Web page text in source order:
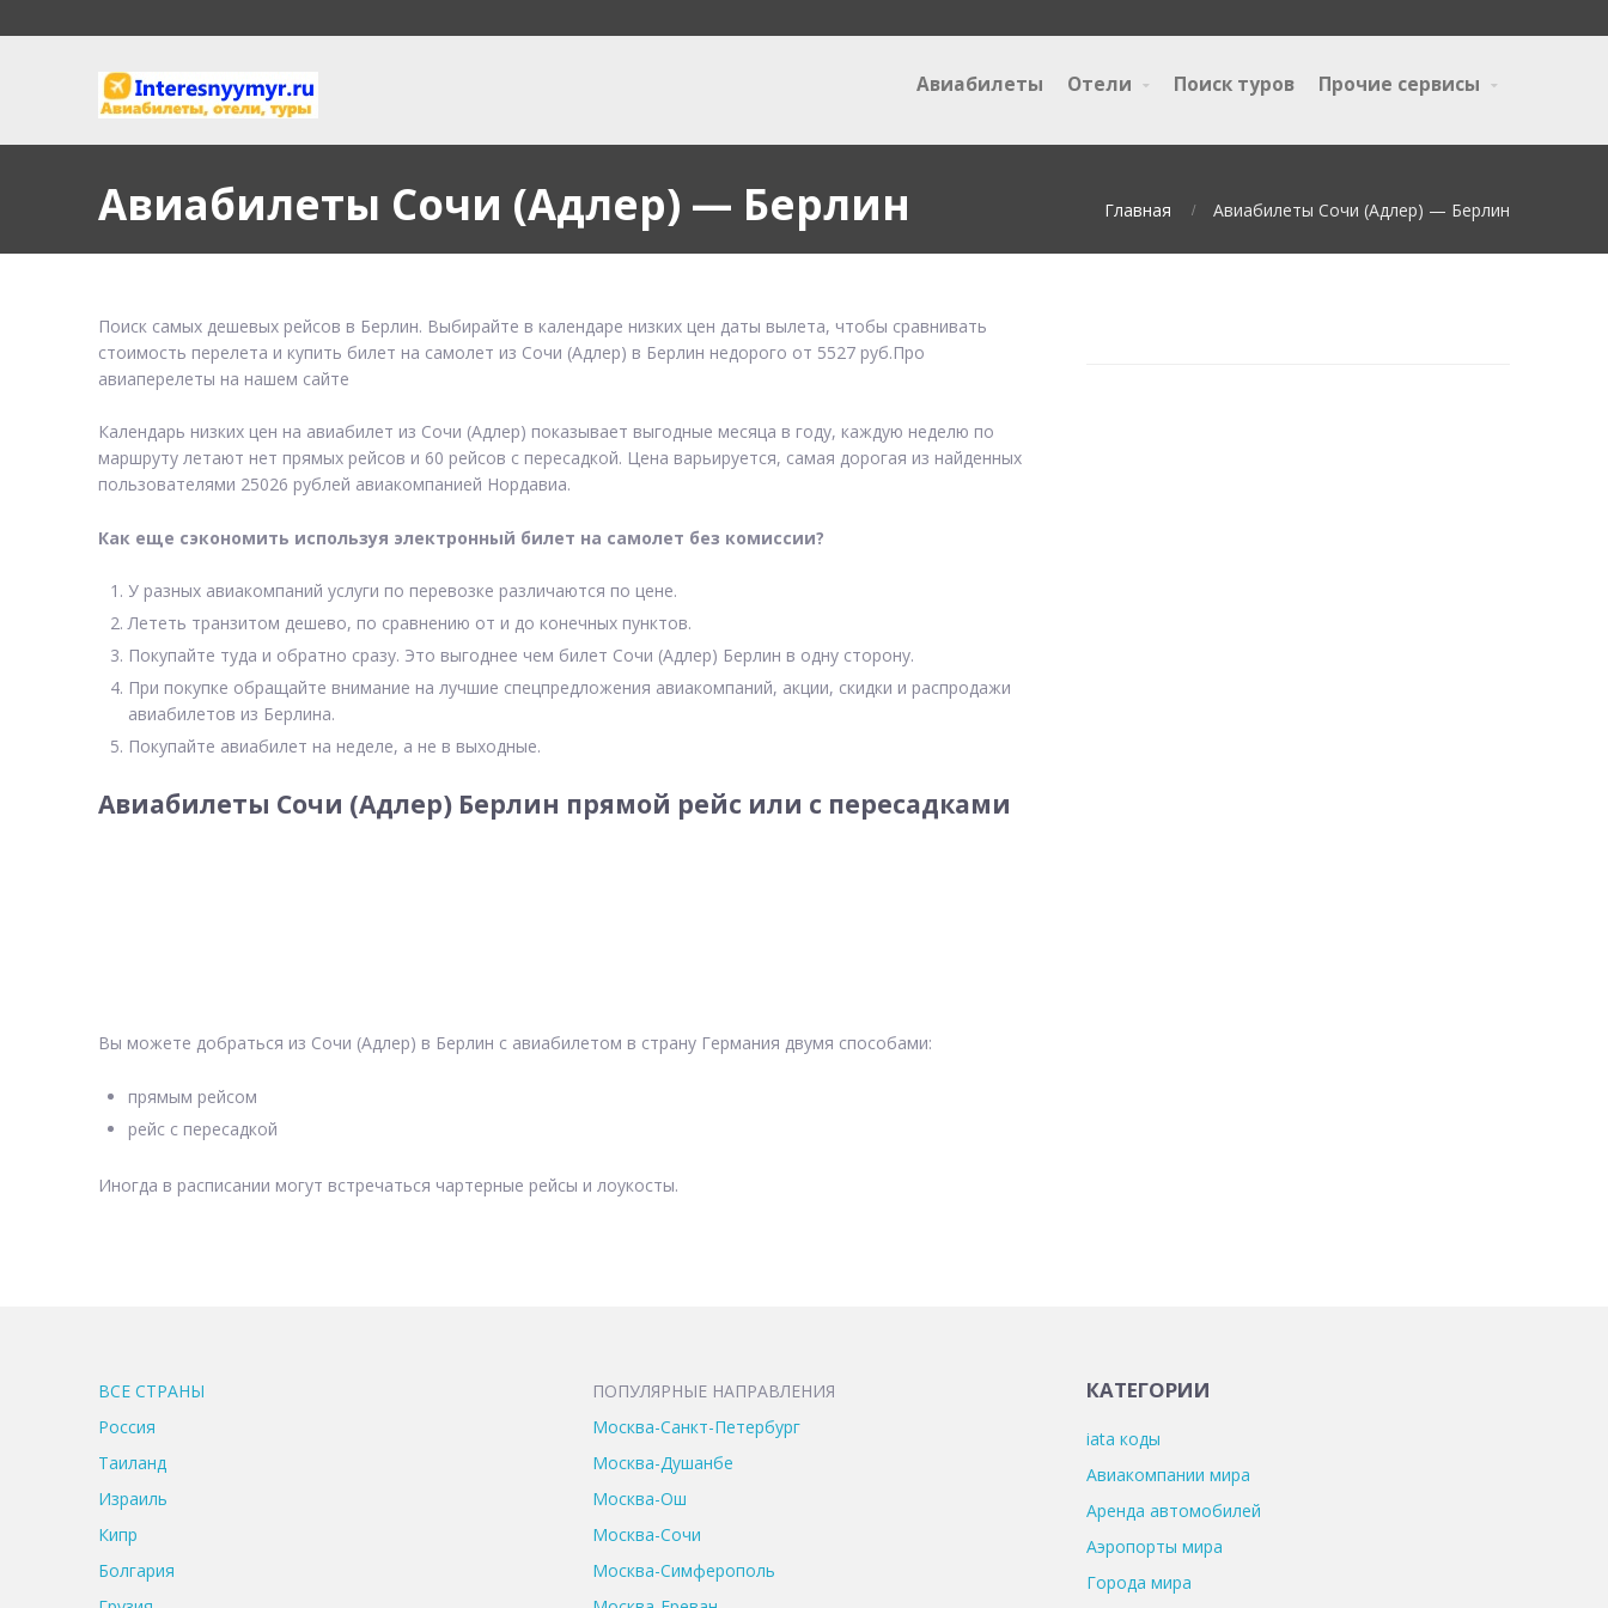
Авиабилеты Отели Поиск туров Прочие сервисы
Авиабилеты Сочи (Адлер) — Берлин Главная Авиабилеты Сочи (Адлер) — Берлин
Поиск самых дешевых рейсов в Берлин. Выбирайте в календаре низких цен даты вылета, чтобы сравнивать
стоимость перелета и купить билет на самолет из Сочи (Адлер) в Берлин недорого от 5527 руб.Про
авиаперелеты на нашем сайте
Календарь низких цен на авиабилет из Сочи (Адлер) показывает выгодные месяца в году, каждую неделю по
маршруту летают нет прямых рейсов и 60 рейсов с пересадкой. Цена варьируется, самая дорогая из найденных
пользователями 25026 рублей авиакомпанией Нордавиа.
Как еще сэкономить используя электронный билет на самолет без комиссии?
У разных авиакомпаний услуги по перевозке различаются по цене.
Лететь транзитом дешево, по сравнению от и до конечных пунктов.
Покупайте туда и обратно сразу. Это выгоднее чем билет Сочи (Адлер) Берлин в одну сторону.
При покупке обращайте внимание на лучшие спецпредложения авиакомпаний, акции, скидки и распродажи
авиабилетов из Берлина.
Покупайте авиабилет на неделе, а не в выходные.
Авиабилеты Сочи (Адлер) Берлин прямой рейс или с пересадками
Вы можете добраться из Сочи (Адлер) в Берлин с авиабилетом в страну Германия двумя способами:
прямым рейсом
рейс с пересадкой
Иногда в расписании могут встречаться чартерные рейсы и лоукосты.
ВСЕ CТРАНЫ
Россия
Таиланд
Израиль
Кипр
Болгария
ПОПУЛЯРНЫЕ НАПРАВЛЕНИЯ
Москва-Санкт-Петербург
Москва-Душанбе
Москва-Ош
Москва-Сочи
Москва-Симферополь
КАТЕГОРИИ
iata коды
Авиакомпании мира
Аренда автомобилей
Аэропорты мира
Города мира